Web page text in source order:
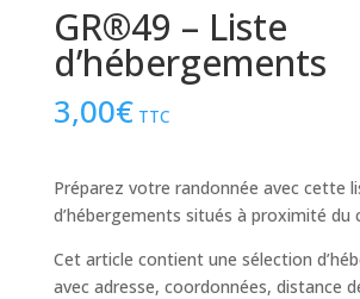
GR®49 – Liste
d’hébergements
3,00€ TTC
Préparez votre randonnée avec cette
d’hébergements situés à proximité du
Cet article contient une sélection
avec adresse, coordonnées, distance